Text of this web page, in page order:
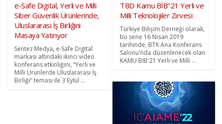
e-Safe Digital, Yerli ve Milli
Siber Güvenlik Ürünlerinde,
Uluslararası İş Birliğini
Masaya Yatırıyor
Sentez Medya, e-Safe Digital
markası altındaki ikinci video
konferans etkinliğini, “Yerli ve
Milli Ürünlerde Uluslararası İş
Birliği” teması ile 3 Eylül ...
TBD Kamu BİB"21 Yerli ve
Milli Teknolojiler Zirvesi
Türkiye Bilişim Derneği olarak,
bu sene 16 Nisan 2019
tarihinde, BTK Ana Konferans
Salonu'nda düzenlenecek olan
KAMU BIB'21 Yerli ve Milli ...